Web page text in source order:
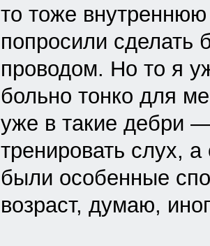
то тоже внутреннюю
попросили сделать
проводом. Но то я
больно тонко для
уже в такие дебри
тренировать слух,
были особенные
возраст, думаю,